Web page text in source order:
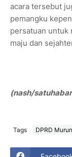
acara tersebut
pemangku
persatuan untuk
maju dan
(nash/
Tags DPRD